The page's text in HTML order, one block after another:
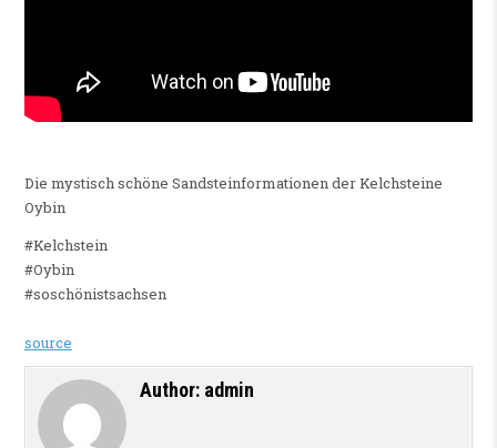
Die mystisch schöne Sandsteinformationen der Kelchsteine
Oybin
#Kelchstein
#Oybin
#soschönistsachsen
source
Author: admin